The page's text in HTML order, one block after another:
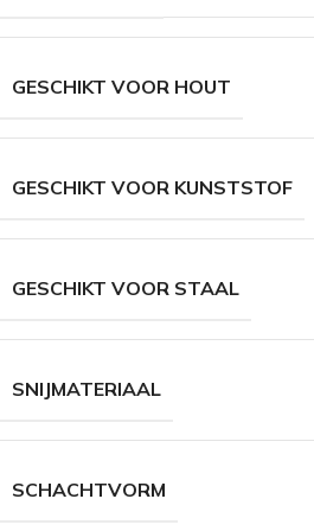
GESCHIKT VOOR HOUT
GESCHIKT VOOR KUNSTSTOF
GESCHIKT VOOR STAAL
SNIJMATERIAAL
SCHACHTVORM